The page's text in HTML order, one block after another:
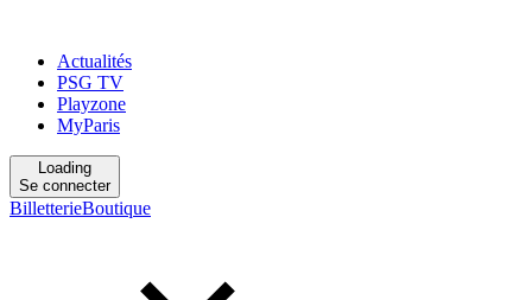
Actualités
PSG TV
Playzone
MyParis
Loading
Se connecter
BilletterieBoutique